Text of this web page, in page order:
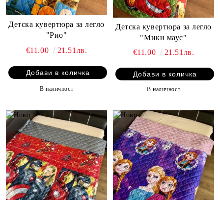
Детска кувертюра за легло
"Рио"
€11.00
21.51лв.
В наличност
Детска кувертюра за легло
"Мики маус"
€11.00
21.51лв.
В наличност